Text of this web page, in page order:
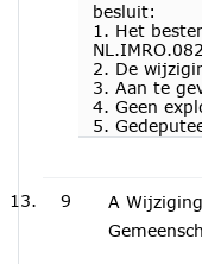
besluit:
1. Het
2. De
3. Aan te
4. Geen
5.
9
A